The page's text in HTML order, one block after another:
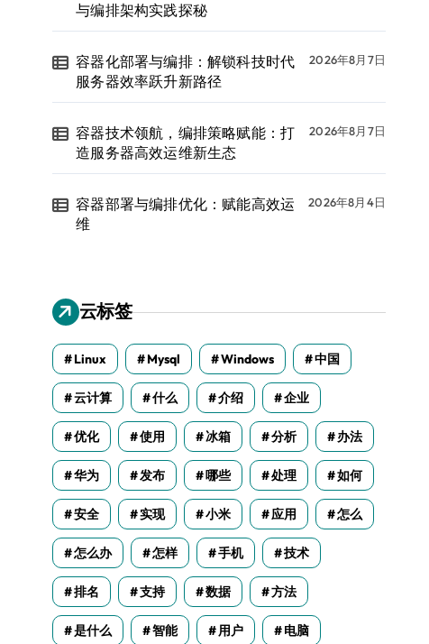
与编排架构实践探秘
容器化部署与编排：解锁科技时代
服务器效率跃升新路径
2026年8月7日
容器技术领航，编排策略赋能：打
造服务器高效运维新生态
2026年8月7日
容器部署与编排优化：赋能高效运
维
2026年8月4日
云标签
Linux Mysql Windows 中国
云计算 什么 介绍 企业
优化 使用 冰箱 分析 办法
华为 发布 哪些 处理 如何
安全 实现 小米 应用 怎么
怎么办 怎样 手机 技术
排名 支持 数据 方法
是什么 智能 用户 电脑